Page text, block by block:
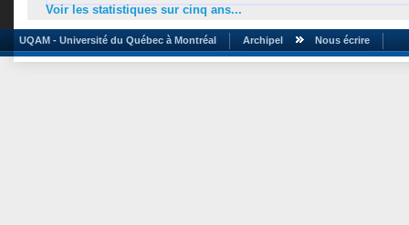
Voir les statistiques sur cinq ans...
UQAM - Université du Québec à Montréal Archipel Nous écrire